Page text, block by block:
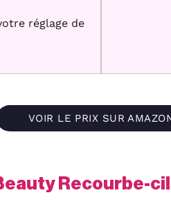
réglage de
VOIR LE PRIX SUR
Recourbe-